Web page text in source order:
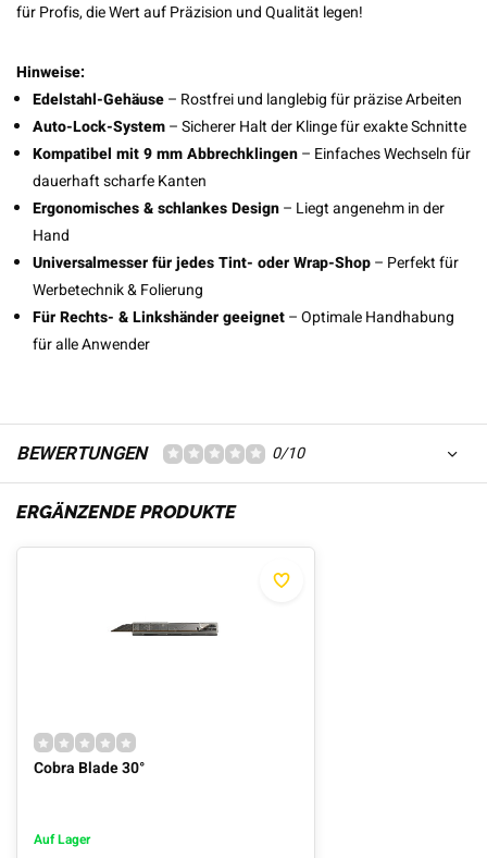
für Profis, die Wert auf Präzision und Qualität legen!
Hinweise:
Edelstahl-Gehäuse– Rostfrei und langlebig für präzise Arbeiten
Auto-Lock-System– Sicherer Halt der Klinge für exakte Schnitte
Kompatibel mit 9 mm Abbrechklingen– Einfaches Wechseln für
dauerhaft scharfe Kanten
Ergonomisches & schlankes Design– Liegt angenehm in der
Hand
Universalmesser für jedes Tint- oder Wrap-Shop– Perfekt für
Werbetechnik & Folierung
Für Rechts- & Linkshänder geeignet– Optimale Handhabung
für alle Anwender
BEWERTUNGEN 0/10
ERGÄNZENDE PRODUKTE
Cobra Blade 30°
Auf Lager